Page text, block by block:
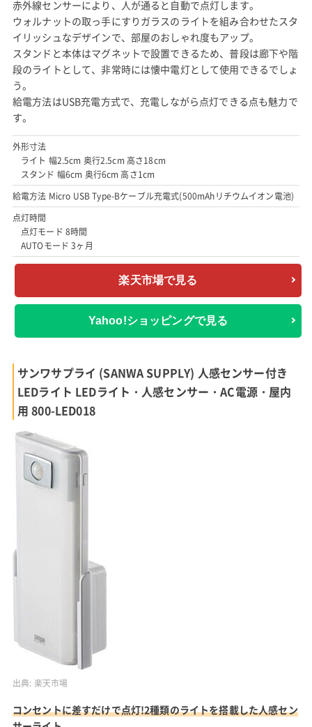
赤外線センサーにより、人が通ると自動で点灯します。
ウォルナットの取っ手にすりガラスのライトを組み合わせたスタ
イリッシュなデザインで、部屋のおしゃれ度もアップ。
スタンドと本体はマグネットで設置できるため、普段は廊下や階
段のライトとして、非常時には懐中電灯として使用できるでしょ
う。
給電方法はUSB充電方式で、充電しながら点灯できる点も魅力で
す。
外形寸法
ライト 幅2.5cm 奥行2.5cm 高さ18cm
スタンド 幅6cm 奥行6cm 高さ1cm
給電方法 Micro USB Type-Bケーブル充電式(500mAhリチウムイオン電池)
点灯時間
点灯モード 8時間
AUTOモード 3ヶ月
楽天市場で見る
Yahoo!ショッピングで見る
サンワサプライ (SANWA SUPPLY) 人感センサー付き
LEDライト LEDライト・人感センサー・AC電源・屋内
用 800-LED018
出典: 楽天市場
コンセントに差すだけで点灯!2種類のライトを搭載した人感セン